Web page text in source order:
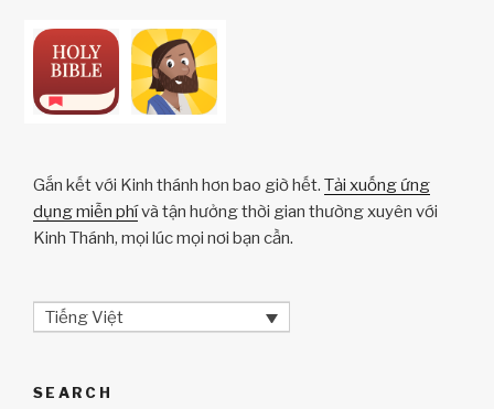
Gắn kết với Kinh thánh hơn bao giờ hết. Tải xuống ứng
dụng miễn phívà tận hưởng thời gian thường xuyên với
Kinh Thánh, mọi lúc mọi nơi bạn cần.
Tiếng Việt
SEARCH